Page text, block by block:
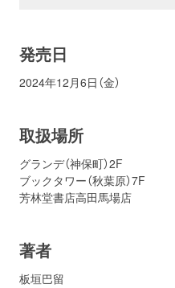
発売日
2024年12月6日（金）
取扱場所
グランデ（神保町）2F
ブックタワー（秋葉原）7F
芳林堂書店高田馬場店
著者
板垣巴留